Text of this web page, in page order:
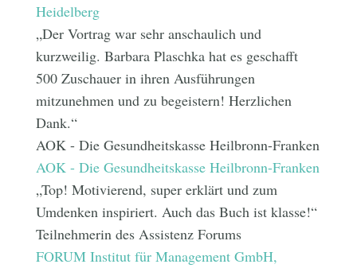
Heidelberg
„Der Vortrag war sehr anschaulich und
kurzweilig. Barbara Plaschka hat es geschafft
500 Zuschauer in ihren Ausführungen
mitzunehmen und zu begeistern! Herzlichen
Dank.“
AOK - Die Gesundheitskasse Heilbronn-Franken
AOK - Die Gesundheitskasse Heilbronn-Franken
„Top! Motivierend, super erklärt und zum
Umdenken inspiriert. Auch das Buch ist klasse!“
Teilnehmerin des Assistenz Forums
FORUM Institut für Management GmbH,